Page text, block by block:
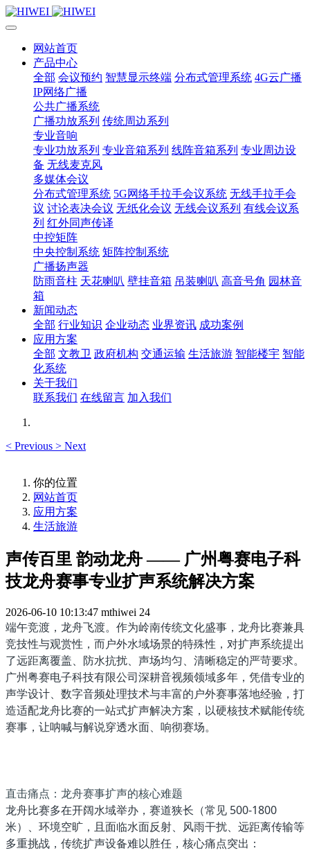
网站首页
产品中心
全部 会议预约 智慧显示终端 分布式管理系统 4G云广播
IP网络广播
公共广播系统
广播功放系列 传统周边系列
专业音响
专业功放系列 专业音箱系列 线阵音箱系列 专业周边设
备 无线麦克风
多媒体会议
分布式管理系统 5G网络手拉手会议系统 无线手拉手会
议 讨论表决会议 无纸化会议 无线会议系列 有线会议系
列 红外同声传译
中控矩阵
中央控制系统 矩阵控制系统
广播扬声器
防雨音柱 天花喇叭 壁挂音箱 吊装喇叭 高音号角 园林音
箱
新闻动态
全部 行业知识 企业动态 业界资讯 成功案例
应用方案
全部 文教卫 政府机构 交通运输 生活旅游 智能楼宇 智能
化系统
关于我们
联系我们 在线留言 加入我们
< Previous > Next
你的位置
网站首页
应用方案
生活旅游
声传百里 韵动龙舟 —— 广州粤赛电子科
技龙舟赛事专业扩声系统解决方案
2026-06-10 10:13:47 mthiwei 24
端午竞渡，龙舟飞渡。作为岭南传统文化盛事，龙舟比赛兼具
竞技性与观赏性，而户外水域场景的特殊性，对扩声系统提出
了远距离覆盖、防水抗扰、声场均匀、清晰稳定的严苛要求。
广州粤赛电子科技有限公司深耕音视频领域多年，凭借专业的
声学设计、数字音频处理技术与丰富的户外赛事落地经验，打
造适配龙舟比赛的一站式扩声解决方案，以硬核技术赋能传统
赛事，让呐喊与解说穿透水面、响彻赛场。
直击痛点：龙舟赛事扩声的核心难题
龙舟比赛多在开阔水域举办，赛道狭长（常见 500-1800
米）、环境空旷，且面临水面反射、风雨干扰、远距离传输等
多重挑战，传统扩声设备难以胜任，核心痛点突出：